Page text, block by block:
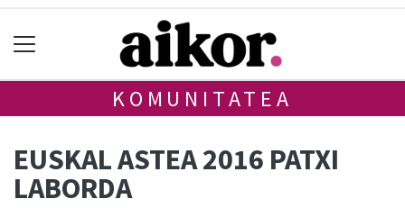
KOMUNITATEA
EUSKAL ASTEA 2016 PATXI
LABORDA